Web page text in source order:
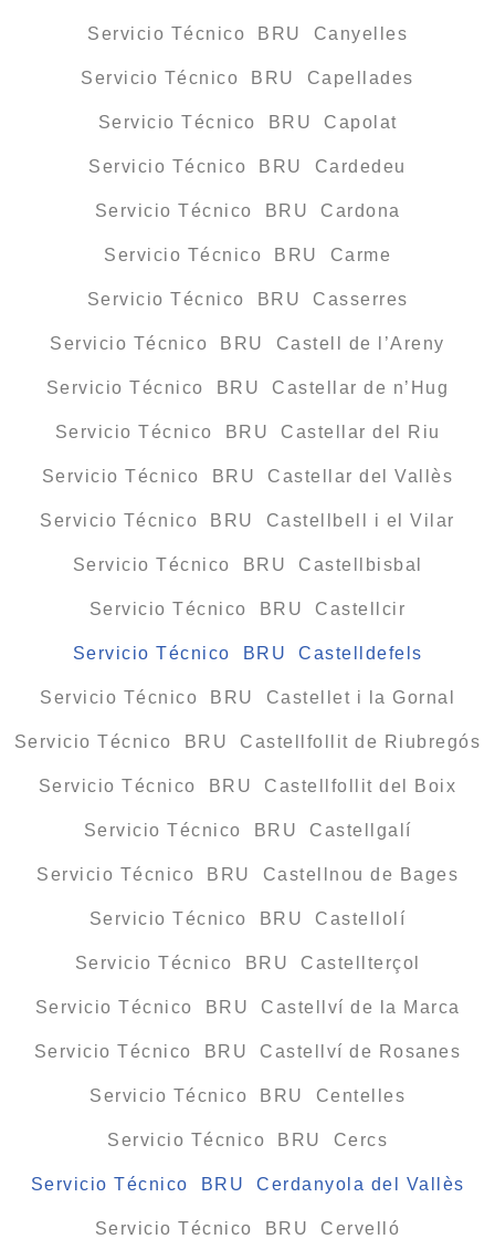
Servicio Técnico BRU Canyelles
Servicio Técnico BRU Capellades
Servicio Técnico BRU Capolat
Servicio Técnico BRU Cardedeu
Servicio Técnico BRU Cardona
Servicio Técnico BRU Carme
Servicio Técnico BRU Casserres
Servicio Técnico BRU Castell de l’Areny
Servicio Técnico BRU Castellar de n’Hug
Servicio Técnico BRU Castellar del Riu
Servicio Técnico BRU Castellar del Vallès
Servicio Técnico BRU Castellbell i el Vilar
Servicio Técnico BRU Castellbisbal
Servicio Técnico BRU Castellcir
Servicio Técnico BRU Castelldefels
Servicio Técnico BRU Castellet i la Gornal
Servicio Técnico BRU Castellfollit de Riubregós
Servicio Técnico BRU Castellfollit del Boix
Servicio Técnico BRU Castellgalí
Servicio Técnico BRU Castellnou de Bages
Servicio Técnico BRU Castellolí
Servicio Técnico BRU Castellterçol
Servicio Técnico BRU Castellví de la Marca
Servicio Técnico BRU Castellví de Rosanes
Servicio Técnico BRU Centelles
Servicio Técnico BRU Cercs
Servicio Técnico BRU Cerdanyola del Vallès
Servicio Técnico BRU Cervelló